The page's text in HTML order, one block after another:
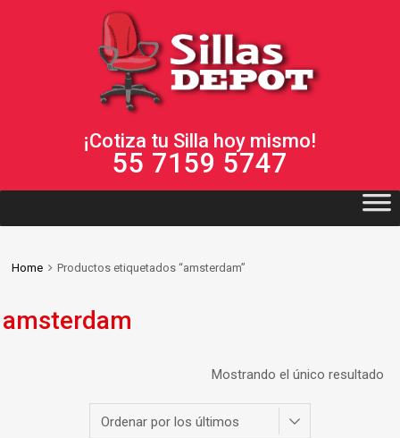
¡Cotiza tu Silla hoy mismo!
55 7159 5747
Home Productos etiquetados “amsterdam”
amsterdam
Mostrando el único resultado